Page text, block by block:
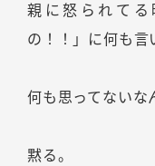
親に怒られて
の！！」に何も言
何も思ってないな
黙る。